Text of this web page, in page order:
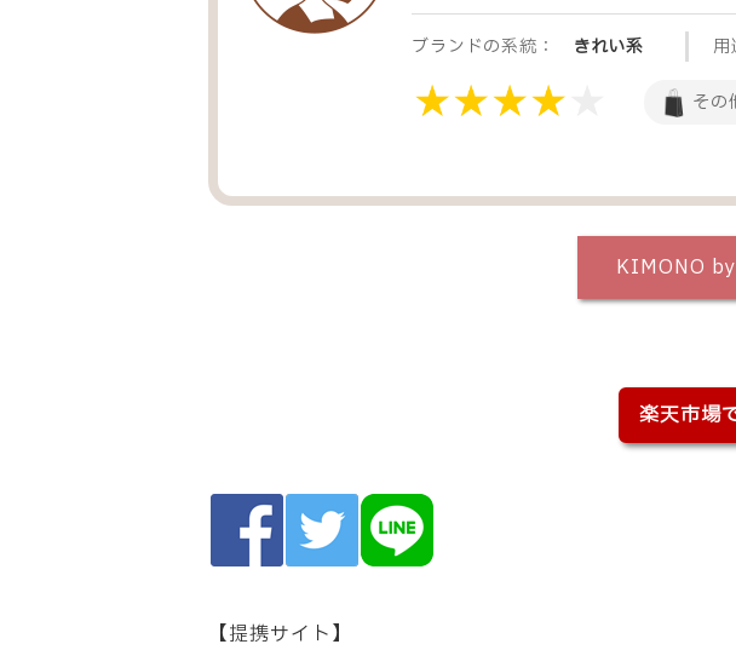
ブランドの系統： きれい系 用
その
KIMONO
楽天市場
【提携サイト】